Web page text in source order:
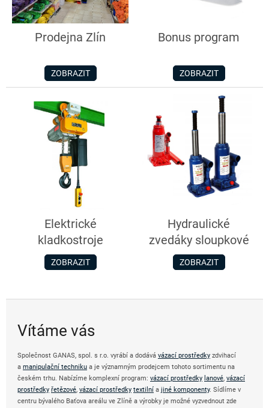
Prodejna Zlín
ZOBRAZIT
Bonus program
ZOBRAZIT
Elektrické
kladkostroje
ZOBRAZIT
Hydraulické
zvedáky sloupkové
ZOBRAZIT
Vítáme vás
Společnost GANAS, spol. s r.o. vyrábí a dodává vázací prostředky zdvihací
a manipulační techniku a je významným prodejcem tohoto sortimentu na
českém trhu. Nabízíme komplexní program: vázací prostředky lanové, vázací
prostředky řetězové, vázací prostředky textilní a jiné komponenty. Sídlíme v
centru bývalého Baťova areálu ve Zlíně a výrobky je možné vyzvednout zde